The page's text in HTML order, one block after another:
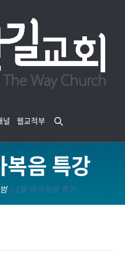
널 웹교적부
음 특강
/1월 마가복음 특강